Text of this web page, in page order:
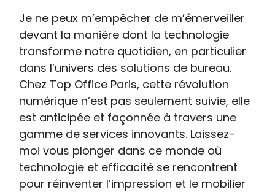
Je ne peux m’empêcher de m’émerveiller
devant la manière dont la technologie
transforme notre quotidien, en particulier
dans l’univers des solutions de bureau.
Chez Top Office Paris, cette révolution
numérique n’est pas seulement suivie, elle
est anticipée et façonnée à travers une
gamme de services innovants. Laissez-
moi vous plonger dans ce monde où
technologie et efficacité se rencontrent
pour réinventer l’impression et le mobilier